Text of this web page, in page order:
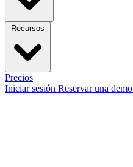
Precios
Iniciar sesión Reservar una demo